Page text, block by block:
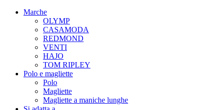
Marche
OLYMP
CASAMODA
REDMOND
VENTI
HAJO
TOM RIPLEY
Polo e magliette
Polo
Magliette
Magliette a maniche lunghe